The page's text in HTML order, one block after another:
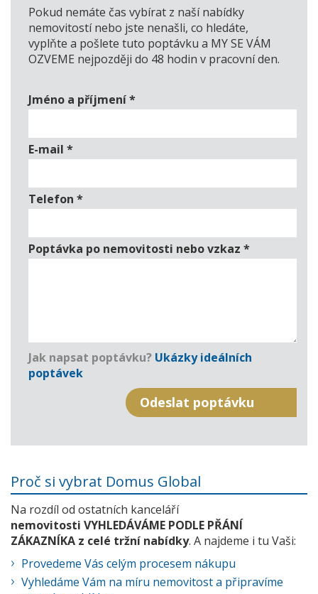
Pokud nemáte čas vybírat z naší nabídky
nemovitostí nebo jste nenašli, co hledáte,
vyplňte a pošlete tuto poptávku a MY SE VÁM
OZVEME nejpozději do 48 hodin v pracovní den.
Jméno a příjmení*
E-mail *
Telefon *
Poptávka po nemovitosti nebo vzkaz *
Jak napsat poptávku? Ukázky ideálních
poptávek
Proč si vybrat Domus Global
Na rozdíl od ostatních kanceláří
nemovitosti VYHLEDÁVÁME PODLE PŘÁNÍ
ZÁKAZNÍKA z celé tržní nabídky. A najdeme i tu Vaši:
Provedeme Vás celým procesem nákupu
Vyhledáme Vám na míru nemovitost a připravíme